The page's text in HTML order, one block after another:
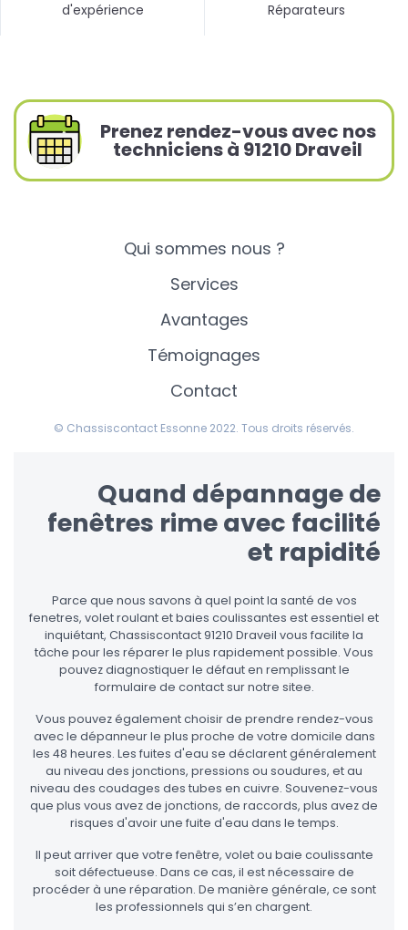
d'expérience
Réparateurs
Prenez rendez-vous avec nos
techniciens à 91210 Draveil
Qui sommes nous ?
Services
Avantages
Témoignages
Contact
© Chassiscontact Essonne 2022. Tous droits réservés.
Quand dépannage de
fenêtres rime avec facilité
et rapidité
Parce que nous savons à quel point la santé de vos
fenetres, volet roulant et baies coulissantes est essentiel et
inquiétant, Chassiscontact 91210 Draveil vous facilite la
tâche pour les réparer le plus rapidement possible. Vous
pouvez diagnostiquer le défaut en remplissant le
formulaire de contact sur notre sitee.
Vous pouvez également choisir de prendre rendez-vous
avec le dépanneur le plus proche de votre domicile dans
les 48 heures. Les fuites d'eau se déclarent généralement
au niveau des jonctions, pressions ou soudures, et au
niveau des coudages des tubes en cuivre. Souvenez-vous
que plus vous avez de jonctions, de raccords, plus avez de
risques d'avoir une fuite d'eau dans le temps.
Il peut arriver que votre fenêtre, volet ou baie coulissante
soit défectueuse. Dans ce cas, il est nécessaire de
procéder à une réparation. De manière générale, ce sont
les professionnels qui s’en chargent.